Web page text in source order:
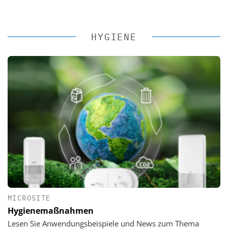
HYGIENE
MICROSITE
Hygienemaßnahmen
Lesen Sie Anwendungsbeispiele und News zum Thema